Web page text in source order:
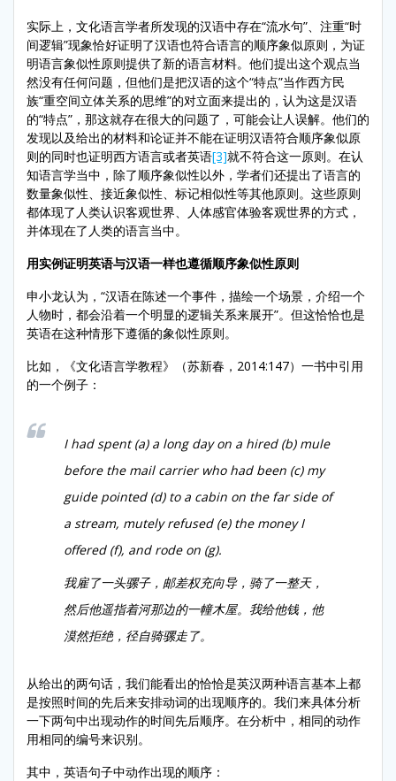
实际上，文化语言学者所发现的汉语中存在“流水句”、注重“时
间逻辑”现象恰好证明了汉语也符合语言的顺序象似原则，为证
明语言象似性原则提供了新的语言材料。他们提出这个观点当
然没有任何问题，但他们是把汉语的这个“特点”当作西方民
族“重空间立体关系的思维”的对立面来提出的，认为这是汉语
的“特点”，那这就存在很大的问题了，可能会让人误解。他们的
发现以及给出的材料和论证并不能在证明汉语符合顺序象似原
则的同时也证明西方语言或者英语[3]就不符合这一原则。在认
知语言学当中，除了顺序象似性以外，学者们还提出了语言的
数量象似性、接近象似性、标记相似性等其他原则。这些原则
都体现了人类认识客观世界、人体感官体验客观世界的方式，
并体现在了人类的语言当中。
用实例证明英语与汉语一样也遵循顺序象似性原则
申小龙认为，“汉语在陈述一个事件，描绘一个场景，介绍一个
人物时，都会沿着一个明显的逻辑关系来展开”。但这恰恰也是
英语在这种情形下遵循的象似性原则。
比如，《文化语言学教程》（苏新春，2014:147）一书中引用
的一个例子：
I had spent (a) a long day on a hired (b) mule
before the mail carrier who had been (c) my
guide pointed (d) to a cabin on the far side of
a stream, mutely refused (e) the money I
offered (f), and rode on (g).
我雇了一头骡子，邮差权充向导，骑了一整天，
然后他遥指着河那边的一幢木屋。我给他钱，他
漠然拒绝，径自骑骡走了。
从给出的两句话，我们能看出的恰恰是英汉两种语言基本上都
是按照时间的先后来安排动词的出现顺序的。我们来具体分析
一下两句中出现动作的时间先后顺序。在分析中，相同的动作
用相同的编号来识别。
其中，英语句子中动作出现的顺序：